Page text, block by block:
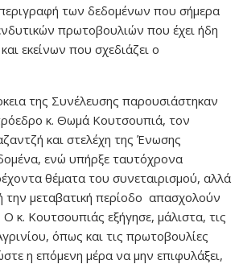
των δεδομένων που σήμερα
πρωτοβουλιών που έχει ήδη
εκείνων που σχεδιάζει ο
της Συνέλευσης παρουσιάστηκαν
κ. Θωμά Κουτσουπιά, τον
και στελέχη της Ένωσης
ενώ υπήρξε ταυτόχρονα
θέματα του συνεταιρισμού, αλλά
την μεταβατική περίοδο απασχολούν
κ. Κουτσουπιάς εξήγησε, μάλιστα, τις
όπως και τις πρωτοβουλίες
η επόμενη μέρα να μην επιφυλάξει,